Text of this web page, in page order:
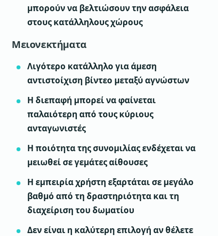
μπορούν να βελτιώσουν την ασφάλεια
στους κατάλληλους χώρους
Μειονεκτήματα
Λιγότερο κατάλληλο για άμεση
αντιστοίχιση βίντεο μεταξύ αγνώστων
Η διεπαφή μπορεί να φαίνεται
παλαιότερη από τους κύριους
ανταγωνιστές
Η ποιότητα της συνομιλίας ενδέχεται να
μειωθεί σε γεμάτες αίθουσες
Η εμπειρία χρήστη εξαρτάται σε μεγάλο
βαθμό από τη δραστηριότητα και τη
διαχείριση του δωματίου
Δεν είναι η καλύτερη επιλογή αν θέλετε